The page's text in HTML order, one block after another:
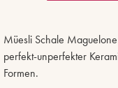
Müesli Schale
perfekt-unperfekter
Formen.